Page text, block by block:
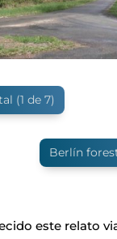
(1 de 7)
Berlín
este relato